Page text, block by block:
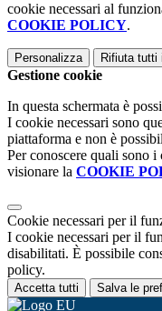
cookie necessari al
COOKIE POLICY.
Personalizza Rifiuta tutti
Gestione cookie
In questa schermata è
I cookie necessari sono
piattaforma e non è
Per conoscere quali sono
visionare la COOKIE
Cookie necessari per il
I cookie necessari per il
disabilitati. È possibile
policy.
Accetta tutti Salva le